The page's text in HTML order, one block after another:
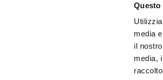
media
il
media,